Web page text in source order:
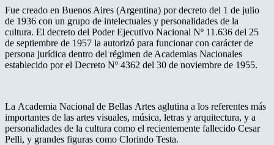
Fue creado en Buenos Aires (Argentina) por decreto del 1 de julio
de 1936 con un grupo de intelectuales y personalidades de la
cultura. El decreto del Poder Ejecutivo Nacional Nº 11.636 del 25
de septiembre de 1957 la autorizó para funcionar con carácter de
persona jurídica dentro del régimen de Academias Nacionales
establecido por el Decreto Nº 4362 del 30 de noviembre de 1955.
La Academia Nacional de Bellas Artes aglutina a los referentes más
importantes de las artes visuales, música, letras y arquitectura, y a
personalidades de la cultura como el recientemente fallecido Cesar
Pelli, y grandes figuras como Clorindo Testa.